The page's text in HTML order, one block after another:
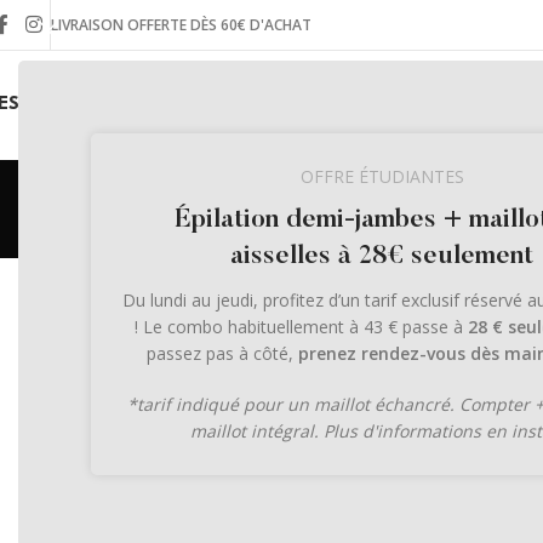
OFFRE ÉTUDIANTES
Épilation demi-jambes +
aisselles à 28€ seulement
Du lundi au jeudi, profitez d’un tarif exclusif réservé
! Le combo habituellement à 43 € passe à 28 €
passez pas à côté, prenez rendez-vous dès
*tarif indiqué pour un maillot échancré. Compter
maillot intégral. Plus d'informations en
LIVRAISON OFFERTE DÈS 60€ D'ACHAT
INSTITUTS
Le produit Anti-âge qui
Publié par